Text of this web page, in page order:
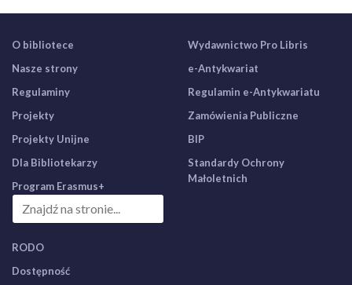
O bibliotece
Nasze strony
Regulaminy
Projekty
Projekty Unijne
Dla Bibliotekarzy
Program Erasmus+
Wydawnictwo Pro Libris
e-Antykwariat
Regulamin e-Antykwariatu
Zamówienia Publiczne
BIP
Standardy Ochrony
Małoletnich
RODO
Dostępność